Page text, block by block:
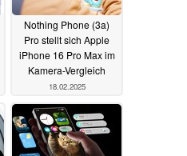
Nothing Phone (3a)
Pro stellt sich Apple
iPhone 16 Pro Max im
Kamera-Vergleich
18.02.2025